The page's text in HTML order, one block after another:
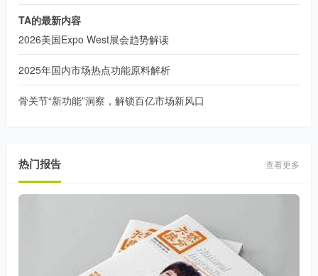
TA的最新内容
2026美国Expo West展会趋势解读
2025年国内市场热点功能原料解析
骨关节“新功能”洞察，解锁百亿市场新风口
热门报告 查看更多